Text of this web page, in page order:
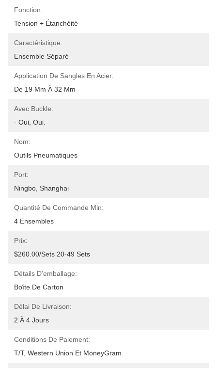
Fonction:
Tension + Étanchéité
Caractéristique:
Ensemble Séparé
Application De Sangles En Acier:
De 19 Mm À 32 Mm
Avec Buckle:
- Oui, Oui.
Nom:
Outils Pneumatiques
Port:
Ningbo, Shanghai
Quantité De Commande Min:
4 Ensembles
Prix:
$260.00/sets 20-49 Sets
Détails D'emballage:
Boîte De Carton
Délai De Livraison:
2 À 4 Jours
Conditions De Paiement:
T/T, Western Union Et MoneyGram